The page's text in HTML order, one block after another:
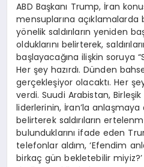
ABD Başkanı Trump, İran
mensuplarına açıklamalarda
yönelik saldırıların yeniden
olduklarını belirterek,
başlayacağına ilişkin soruya
Her şey hazırdı. Dünden
gerçekleşiyor olacaktı. Her
verdi. Suudi Arabistan,
liderlerinin, İran’la anlaşmaya
belirterek saldırıların
bulunduklarını ifade eden
telefonlar aldım, ‘Efendim
birkaç gün bekletebilir